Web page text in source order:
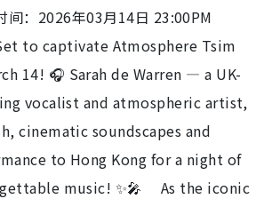
间：2026年03月14日 23:00PM
to captivate Atmosphere Tsim
14! 🎧 Sarah de Warren — a UK-
vocalist and atmospheric artist,
cinematic soundscapes and
to Hong Kong for a night of
music! ✨🎤 As the iconic